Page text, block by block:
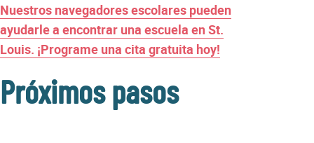
Nuestros navegadores escolares pueden
ayudarle a encontrar una escuela en St.
Louis. ¡Programe una cita gratuita hoy!
Próximos pasos